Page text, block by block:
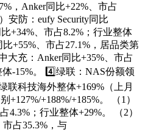
，Anker同比+22%、市占
安防：eufy Security同比
+34%、市占8.2%；行业整体
+55%、市占27.1%，居品类第
大充：Anker同比+35%、市占
-15%。 4️⃣绿联：NAS份额领
联科技海外整体+169%（上月
+127%/+188%/+185%。 （1）
4.3%；行业整体+29%。 （2）
占35.3%，与